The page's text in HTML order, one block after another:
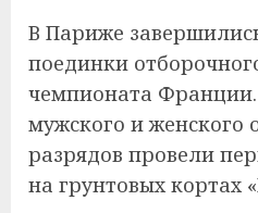
В Париже
поединки
чемпионата
мужского и женского
разрядов провели
на грунтовых кортах